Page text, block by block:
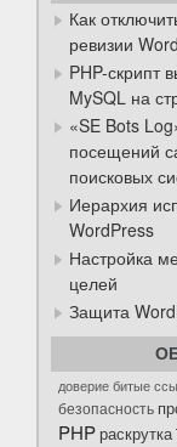
Как
ревизии
PHP-скрипт
MySQL на
«SE Bots
посещений
поисковых
Иерархия
WordPress
Настройка
целей
Защита
доверие битые
безопасность
PHPраскрутка